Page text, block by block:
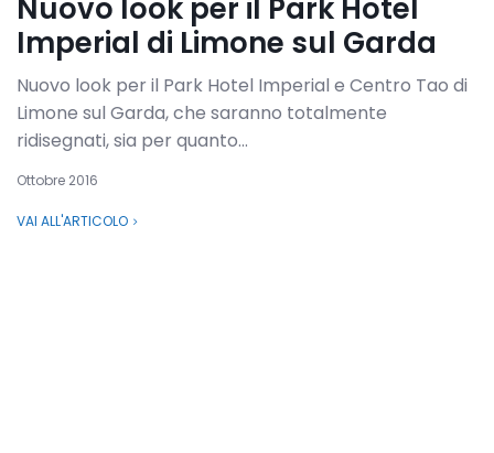
Nuovo look per il Park Hotel
Imperial di Limone sul Garda
Nuovo look per il Park Hotel Imperial e Centro Tao di
Limone sul Garda, che saranno totalmente
ridisegnati, sia per quanto...
Ottobre 2016
VAI ALL'ARTICOLO